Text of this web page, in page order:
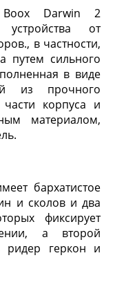
Darwin 2
от
в частности,
путем сильного
в виде
из прочного
корпуса и
материалом,
бархатистое
и сколов и два
фиксирует
а второй
ридер геркон и